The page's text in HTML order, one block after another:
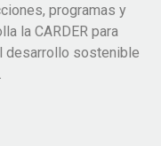
programas y
la CARDER para
desarrollo sostenible